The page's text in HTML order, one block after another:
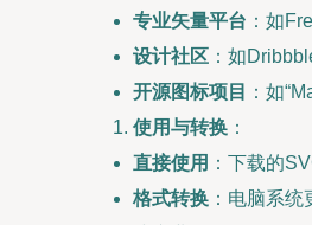
专业矢量平台 ：如
设计社区 ：如
开源图标项目
：如
使用与转换 ：
直接使用 ：下载的
格式转换 ：电脑系